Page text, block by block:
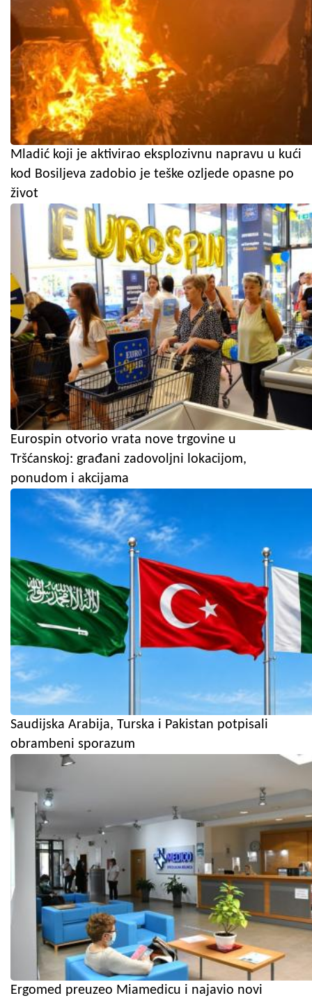
Mladić koji je aktivirao eksplozivnu napravu u kući
kod Bosiljeva zadobio je teške ozljede opasne po
život
Eurospin otvorio vrata nove trgovine u
Tršćanskoj: građani zadovoljni lokacijom,
ponudom i akcijama
Saudijska Arabija, Turska i Pakistan potpisali
obrambeni sporazum
Ergomed preuzeo Miamedicu i najavio novi